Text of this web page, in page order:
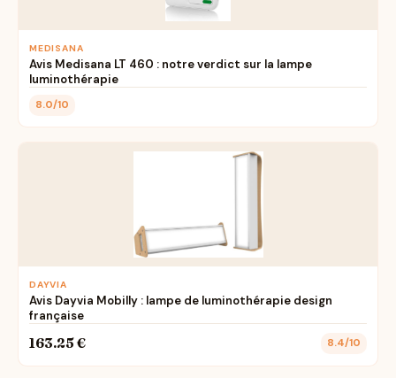
MEDISANA
Avis Medisana LT 460 : notre verdict sur la lampe
luminothérapie
8.0/10
DAYVIA
Avis Dayvia Mobilly : lampe de luminothérapie design
française
163.25 € 8.4/10